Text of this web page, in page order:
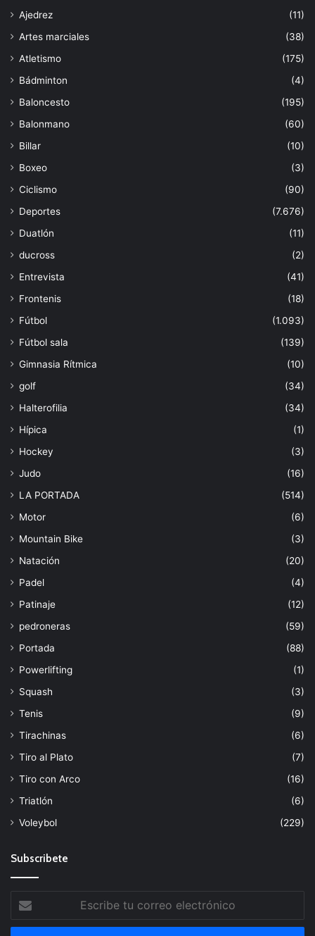
Ajedrez
(11)
Artes marciales
(38)
Atletismo
(175)
Bádminton
(4)
Baloncesto
(195)
Balonmano
(60)
Billar
(10)
Boxeo
(3)
Ciclismo
(90)
Deportes
(7.676)
Duatlón
(11)
ducross
(2)
Entrevista
(41)
Frontenis
(18)
Fútbol
(1.093)
Fútbol sala
(139)
Gimnasia Rítmica
(10)
golf
(34)
Halterofilia
(34)
Hípica
(1)
Hockey
(3)
Judo
(16)
LA PORTADA
(514)
Motor
(6)
Mountain Bike
(3)
Natación
(20)
Padel
(4)
Patinaje
(12)
pedroneras
(59)
Portada
(88)
Powerlifting
(1)
Squash
(3)
Tenis
(9)
Tirachinas
(6)
Tiro al Plato
(7)
Tiro con Arco
(16)
Triatlón
(6)
Voleybol
(229)
Subscribete
tu
correo